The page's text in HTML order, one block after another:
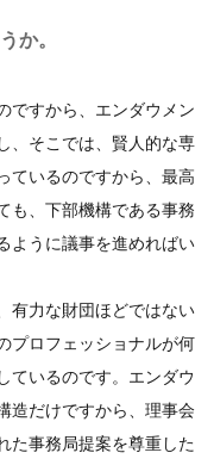
か。
ですから、エンダウメン
、そこでは、賢人的な専
ているのですから、最高
も、下部機構である事務
ように議事を進めればい
有力な財団ほどではない
プロフェッショナルが何
ているのです。エンダウ
造だけですから、理事会
た事務局提案を尊重した